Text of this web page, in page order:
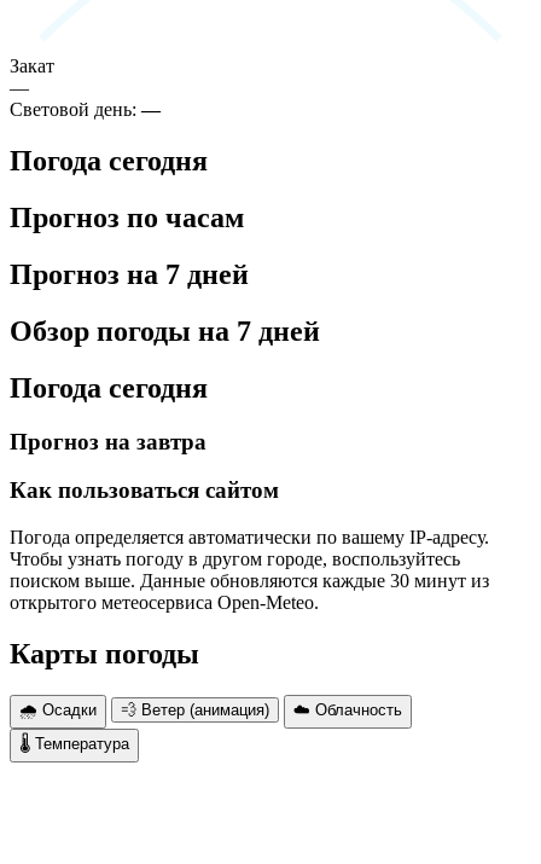
Закат
—
Световой день:—
Погода сегодня
Прогноз по часам
Прогноз на 7 дней
Обзор погоды на 7 дней
Погода сегодня
Прогноз на завтра
Как пользоваться сайтом
Погода определяется автоматически по вашему IP-адресу.
Чтобы узнать погоду в другом городе, воспользуйтесь
поиском выше. Данные обновляются каждые 30 минут из
открытого метеосервиса Open-Meteo.
Карты погоды
🌧 Осадки 💨 Ветер (анимация)
☁️ Облачность
🌡 Температура